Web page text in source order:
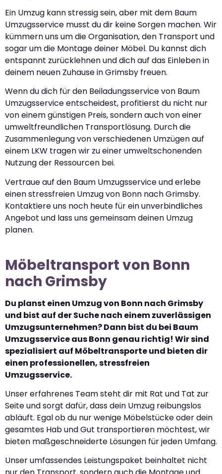
Ein Umzug kann stressig sein, aber mit dem Baum
Umzugsservice musst du dir keine Sorgen machen. Wir
kümmern uns um die Organisation, den Transport und
sogar um die Montage deiner Möbel. Du kannst dich
entspannt zurücklehnen und dich auf das Einleben in
deinem neuen Zuhause in Grimsby freuen.
Wenn du dich für den Beiladungsservice von Baum
Umzugsservice entscheidest, profitierst du nicht nur
von einem günstigen Preis, sondern auch von einer
umweltfreundlichen Transportlösung. Durch die
Zusammenlegung von verschiedenen Umzügen auf
einem LKW tragen wir zu einer umweltschonenden
Nutzung der Ressourcen bei.
Vertraue auf den Baum Umzugsservice und erlebe
einen stressfreien Umzug von Bonn nach Grimsby.
Kontaktiere uns noch heute für ein unverbindliches
Angebot und lass uns gemeinsam deinen Umzug
planen.
Möbeltransport von Bonn
nach Grimsby
Du planst einen Umzug von Bonn nach Grimsby
und bist auf der Suche nach einem zuverlässigen
Umzugsunternehmen? Dann bist du bei Baum
Umzugsservice aus Bonn genau richtig! Wir sind
spezialisiert auf Möbeltransporte und bieten dir
einen professionellen, stressfreien
Umzugsservice.
Unser erfahrenes Team steht dir mit Rat und Tat zur
Seite und sorgt dafür, dass dein Umzug reibungslos
abläuft. Egal ob du nur wenige Möbelstücke oder dein
gesamtes Hab und Gut transportieren möchtest, wir
bieten maßgeschneiderte Lösungen für jeden Umfang.
Unser umfassendes Leistungspaket beinhaltet nicht